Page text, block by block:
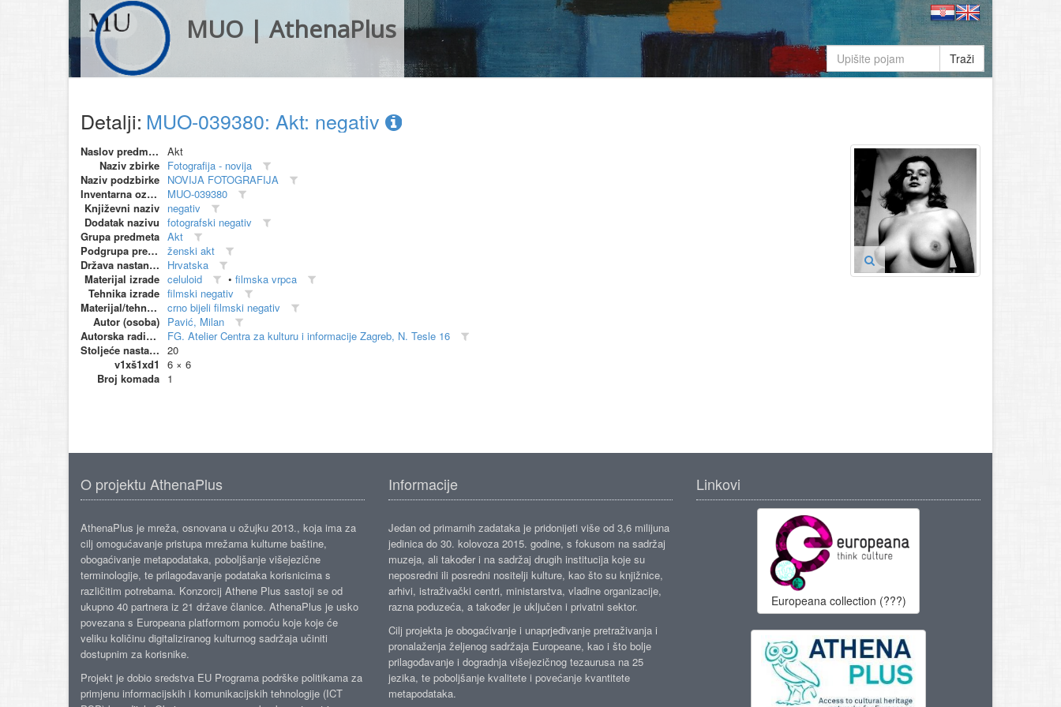
MUO | AthenaPlus
Traži
Detalji: MUO-039380: Akt: negativ
Naslov predmeta
Akt
Naziv zbirke Fotografija - novija
Naziv podzbirke NOVIJA FOTOGRAFIJA
Inventarna oznaka
MUO-039380
Književni naziv negativ
Dodatak nazivu fotografski negativ
Grupa predmeta Akt
Podgrupa predmeta
ženski akt
Država nastanka
Hrvatska
Materijal izrade celuloid • filmska vrpca
Tehnika izrade filmski negativ
Materijal/tehnika
crno bijeli filmski negativ
Autor (osoba) Pavić, Milan
Autorska radionica (proizvođač)
FG. Atelier Centra za kulturu i informacije Zagreb, N. Tesle 16
Stoljeće nastanka 20
v1xš1xd1
6 × 6
Broj komada 1
O projektu AthenaPlus
AthenaPlus je mreža, osnovana u ožujku 2013., koja ima za
cilj omogućavanje pristupa mrežama kulturne baštine,
obogaćivanje metapodataka, poboljšanje višejezične
terminologije, te prilagođavanje podataka korisnicima s
različitim potrebama. Konzorcij Athene Plus sastoji se od
ukupno 40 partnera iz 21 države članice. AthenaPlus je usko
povezana s Europeana platformom pomoću koje koje će
veliku količinu digitaliziranog kulturnog sadržaja učiniti
dostupnim za korisnike.
Projekt je dobio sredstva EU Programa podrške politikama za
primjenu informacijskih i komunikacijskih tehnologije (ICT
Informacije
Jedan od primarnih zadataka je pridonijeti više od 3,6 milijuna
jedinica do 30. kolovoza 2015. godine, s fokusom na sadržaj
muzeja, ali također i na sadržaj drugih institucija koje su
neposredni ili posredni nositelji kulture, kao što su knjižnice,
arhivi, istraživački centri, ministarstva, vladine organizacije,
razna poduzeća, a također je uključen i privatni sektor.
Cilj projekta je obogaćivanje i unaprjeđivanje pretraživanja i
pronalaženja željenog sadržaja Europeane, kao i što bolje
prilagođavanje i dogradnja višejezičnog tezaurusa na 25
jezika, te poboljšanje kvalitete i povećanje kvantitete
metapodataka.
Linkovi
Europeana collection (???)